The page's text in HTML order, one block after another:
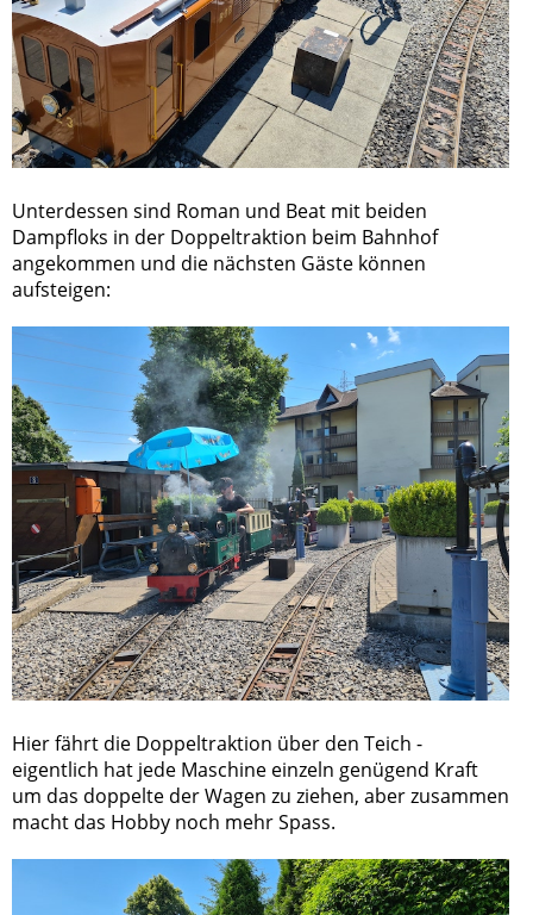
Unterdessen sind Roman und Beat mit beiden
Dampfloks in der Doppeltraktion beim Bahnhof
angekommen und die nächsten Gäste können
aufsteigen:
Hier fährt die Doppeltraktion über den Teich -
eigentlich hat jede Maschine einzeln genügend Kraft
um das doppelte der Wagen zu ziehen, aber zusammen
macht das Hobby noch mehr Spass.